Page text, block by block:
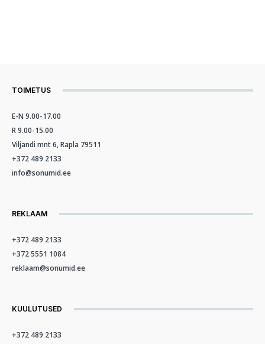
TOIMETUS
E-N 9.00-17.00
R 9.00-15.00
Viljandi mnt 6, Rapla 79511
+372 489 2133
info@sonumid.ee
REKLAAM
+372 489 2133
+372 5551 1084
reklaam@sonumid.ee
KUULUTUSED
+372 489 2133